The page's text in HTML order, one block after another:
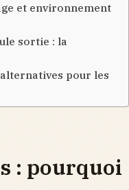
et environnement
sortie : la
pour les
: pourquoi